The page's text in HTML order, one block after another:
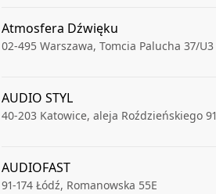
Atmosfera Dźwięku
02-495 Warszawa, Tomcia Palucha 37/U3
AUDIO STYL
40-203 Katowice, aleja Roździeńskiego 91
AUDIOFAST
91-174 Łódź, Romanowska 55E